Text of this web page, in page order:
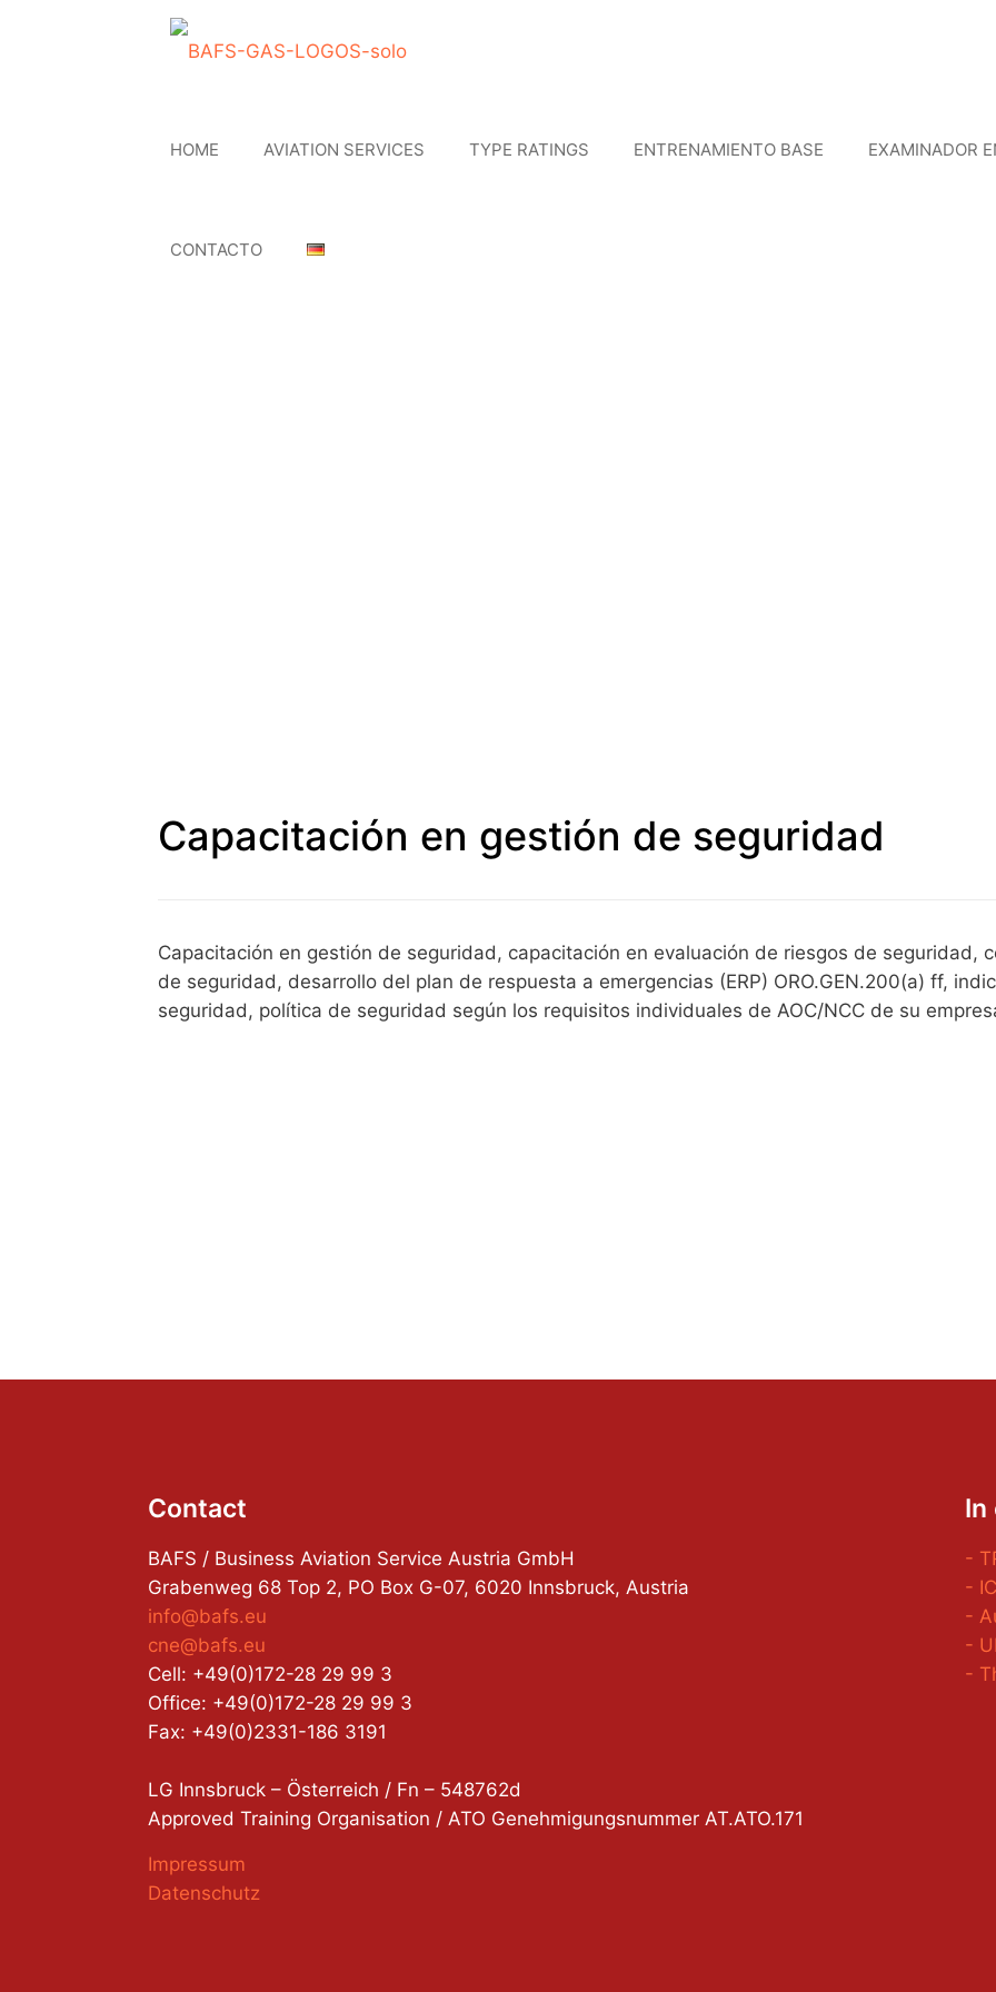
HOME AVIATION SERVICES TYPE RATINGS ENTRENAMIENTO BASE EXAMINADOR
CONTACTO
Capacitación en gestión de seguridad
Capacitación en gestión de seguridad, capacitación en evaluación de riesgos de seguridad,
de seguridad, desarrollo del plan de respuesta a emergencias (ERP) ORO.GEN.200(a) ff,
seguridad, política de seguridad según los requisitos individuales de AOC/NCC de su
Contact
BAFS / Business Aviation Service Austria GmbH
Grabenweg 68 Top 2, PO Box G-07, 6020 Innsbruck, Austria
info@bafs.eu
cne@bafs.eu
Cell: +49(0)172-28 29 99 3
Office: +49(0)172-28 29 99 3
Fax: +49(0)2331-186 3191
LG Innsbruck – Österreich / Fn – 548762d
Approved Training Organisation / ATO Genehmigungsnummer AT.ATO.171
Impressum
Datenschutz
In
-
-
-
-
-